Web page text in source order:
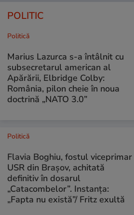
POLITIC
Politică
Marius Lazurca s-a întâlnit cu
subsecretarul american al
Apărării, Elbridge Colby:
România, pilon cheie în noua
doctrină „NATO 3.0”
Politică
Flavia Boghiu, fostul viceprimar
USR din Brașov, achitată
definitiv în dosarul
„Catacombelor”. Instanța:
„Fapta nu există”/ Fritz exultă